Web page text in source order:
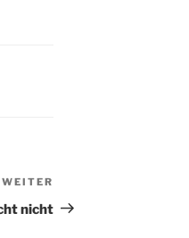
Beitrag
WEITER
nicht